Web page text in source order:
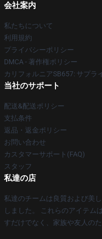
会社案内
私たちについて
利用規約
プライバシーポリシー
DMCA - 著作権ポリシー
カリフォルニアSB657: サプラ
当社のサポート
配送&配送ポリシー
支払条件
返品・返金ポリシー
お問い合わせ
カスタマーサポート(FAQ)
スタッフ
私達の店
私達のチームは良質および美
しました。 これらのアイテム
すだけでなく、家族や友人の